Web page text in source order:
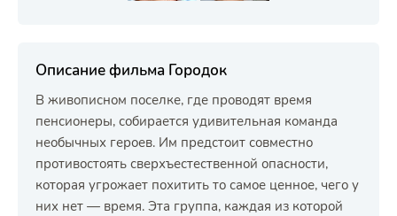
Описание фильма Городок
В живописном поселке, где проводят время
пенсионеры, собирается удивительная команда
необычных героев. Им предстоит совместно
противостоять сверхъестественной опасности,
которая угрожает похитить то самое ценное, чего у
них нет — время. Эта группа, каждая из которой